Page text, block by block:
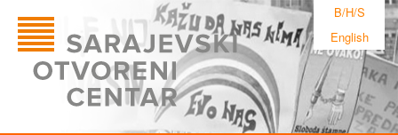
B/H/S
English